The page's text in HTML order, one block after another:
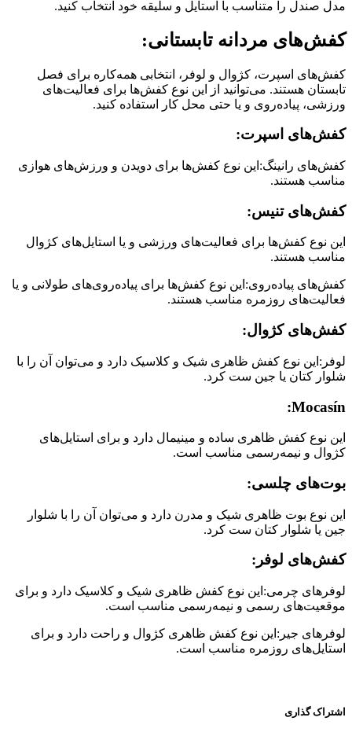
مدل صندل را متناسب با استایل و سلیقه خود انتخاب کنید.
کفش‌های مردانه تابستانی:
کفش‌های اسپرت، کژوال و لوفر، انتخابی همه‌کاره برای فصل
تابستان هستند. می‌توانید از این نوع کفش‌ها برای فعالیت‌های
ورزشی، پیاده‌روی و یا حتی محل کار استفاده کنید.
کفش‌های اسپرت:
کفش‌های رانینگ:این نوع کفش‌ها برای دویدن و ورزش‌های هوازی
مناسب هستند.
کفش‌های تنیس:
این نوع کفش‌ها برای فعالیت‌های ورزشی و یا استایل‌های کژوال
مناسب هستند.
کفش‌های پیاده‌روی:این نوع کفش‌ها برای پیاده‌روی‌های طولانی و یا
فعالیت‌های روزمره مناسب هستند.
کفش‌های کژوال:
لوفر:این نوع کفش ظاهری شیک و کلاسیک دارد و می‌توان آن را با
شلوار کتان یا جین ست کرد.
Mocasín:
این نوع کفش ظاهری ساده و مینیمال دارد و برای استایل‌های
کژوال و نیمه‌رسمی مناسب است.
بوت‌های چلسی:
این نوع بوت ظاهری شیک و مدرن دارد و می‌توان آن را با شلوار
جین یا شلوار کتان ست کرد.
کفش‌های لوفر:
لوفرهای چرمی:این نوع کفش ظاهری شیک و کلاسیک دارد و برای
موقعیت‌های رسمی و نیمه‌رسمی مناسب است.
لوفرهای جیر:این نوع کفش ظاهری کژوال و راحت دارد و برای
استایل‌های روزمره مناسب است.
اشتراک گذاری